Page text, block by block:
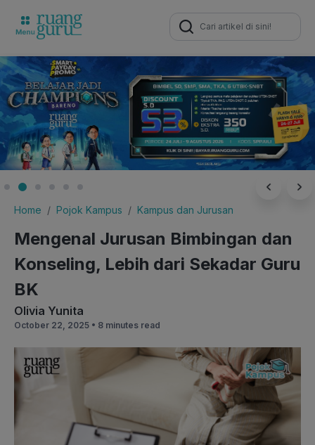
Search
for:
Home Pojok Kampus Kampus dan Jurusan
Mengenal Jurusan Bimbingan dan
Konseling, Lebih dari Sekadar Guru
BK
Olivia Yunita
October 22, 2025 • 8 minutes read